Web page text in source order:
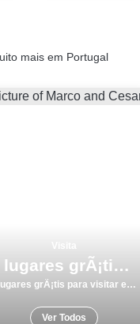
mais em Portugal
9 lugares grÃ¡tis para visitar em Viana do Castelo
9 lugares grÃ¡tis para visitar em Viana do Castelo
Ver Todos